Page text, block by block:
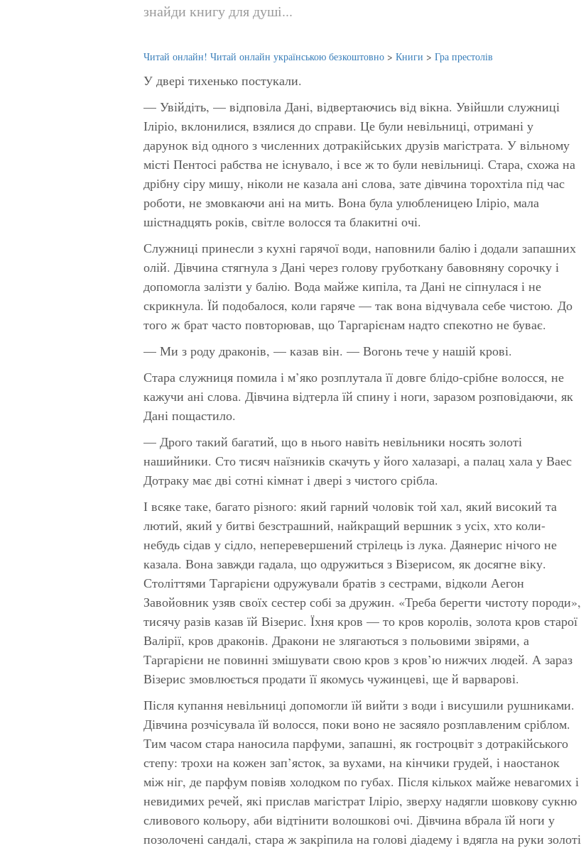
знайди книгу для душі...
Читай онлайн! Читай онлайн українською безкоштовно > Книги > Гра престолів
У двері тихенько постукали.
— Увійдіть, — відповіла Дані, відвертаючись від вікна. Увійшли служниці
Іліріо, вклонилися, взялися до справи. Це були невільниці, отримані у
дарунок від одного з численних дотракійських друзів магістрата. У вільному
місті Пентосі рабства не існувало, і все ж то були невільниці. Стара, схожа на
дрібну сіру мишу, ніколи не казала ані слова, зате дівчина торохтіла під час
роботи, не змовкаючи ані на мить. Вона була улюбленицею Іліріо, мала
шістнадцять років, світле волосся та блакитні очі.
Служниці принесли з кухні гарячої води, наповнили балію і додали запашних
олій. Дівчина стягнула з Дані через голову груботкану бавовняну сорочку і
допомогла залізти у балію. Вода майже кипіла, та Дані не сіпнулася і не
скрикнула. Їй подобалося, коли гаряче — так вона відчувала себе чистою. До
того ж брат часто повторював, що Таргарієнам надто спекотно не буває.
— Ми з роду драконів, — казав він. — Вогонь тече у нашій крові.
Стара служниця помила і м’яко розплутала її довге блідо-срібне волосся, не
кажучи ані слова. Дівчина відтерла їй спину і ноги, заразом розповідаючи, як
Дані пощастило.
— Дрого такий багатий, що в нього навіть невільники носять золоті
нашийники. Сто тисяч наїзників скачуть у його халазарі, а палац хала у Ваес
Дотраку має дві сотні кімнат і двері з чистого срібла.
І всяке таке, багато різного: який гарний чоловік той хал, який високий та
лютий, який у битві безстрашний, найкращий вершник з усіх, хто коли-
небудь сідав у сідло, неперевершений стрілець із лука. Даянерис нічого не
казала. Вона завжди гадала, що одружиться з Візерисом, як досягне віку.
Століттями Таргарієни одружували братів з сестрами, відколи Аегон
Завойовник узяв своїх сестер собі за дружин. «Треба берегти чистоту породи»,
тисячу разів казав їй Візерис. Їхня кров — то кров королів, золота кров старої
Валірії, кров драконів. Дракони не злягаються з польовими звірями, а
Таргарієни не повинні змішувати свою кров з кров’ю нижчих людей. А зараз
Візерис змовлюється продати її якомусь чужинцеві, ще й варварові.
Після купання невільниці допомогли їй вийти з води і висушили рушниками.
Дівчина розчісувала їй волосся, поки воно не засяяло розплавленим сріблом.
Тим часом стара наносила парфуми, запашні, як гостроцвіт з дотракійського
степу: трохи на кожен зап’ясток, за вухами, на кінчики грудей, і наостанок
між ніг, де парфум повіяв холодком по губах. Після кількох майже невагомих і
невидимих речей, які прислав магістрат Іліріо, зверху надягли шовкову сукню
сливового кольору, аби відтінити волошкові очі. Дівчина вбрала їй ноги у
позолочені сандалі, стара ж закріпила на голові діадему і вдягла на руки золоті